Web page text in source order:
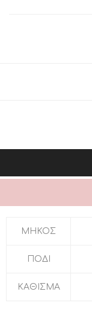
ΜΗΚΟΣ
ΠΟΔΙ
ΚΑΘΙΣΜΑ